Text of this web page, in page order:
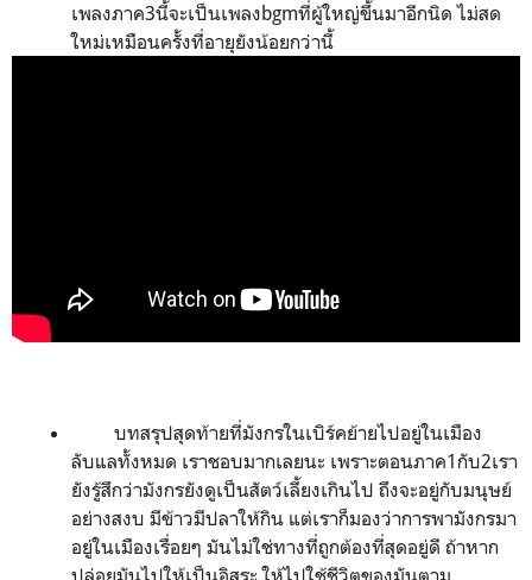
เพลงภาค3นี้จะเป็นเพลงbgmที่ผู้ใหญ่ขึ้นมาอีกนิด ไม่สด
ใหม่เหมือนครั้งที่อายุยังน้อยกว่านี้
บทสรุปสุดท้ายที่มังกรในเบิร์คย้ายไปอยู่ในเมือง
ลับแลทั้งหมด เราชอบมากเลยนะ เพราะตอนภาค1กับ2เรา
ยังรู้สึกว่ามังกรยังดูเป็นสัตว์เลี้ยงเกินไป ถึงจะอยู่กับมนุษย์
อย่างสงบ มีข้าวมีปลาให้กิน แต่เราก็มองว่าการพามังกรมา
อยู่ในเมืองเรื่อยๆ มันไม่ใช่ทางที่ถูกต้องที่สุดอยู่ดี ถ้าหาก
ปล่อยมันไปให้เป็นอิสระ ให้ไปใช้ชีวิตของมันตาม